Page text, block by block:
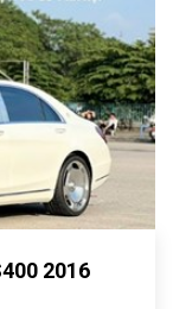
2016